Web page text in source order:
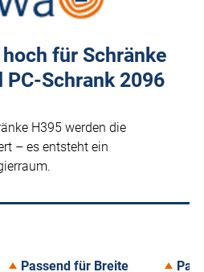
für Schränke
PC-Schrank 2096
H395 werden die
– es entsteht ein
Passend für Breite